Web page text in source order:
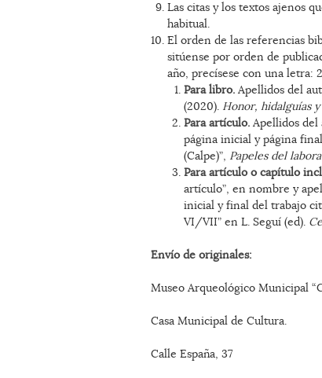
Las citas y los textos ajenos
habitual.
El orden de las referencias
sitúense por orden de
año, precísese con una letra:
Para libro. Apellidos del
(2020). Honor, hidalguías
Para artículo. Apellidos del
página inicial y página
(Calpe)”, Papeles del
Para artículo o capítulo
artículo”, en nombre y
inicial y final del trabajo
VI/VII” en L. Seguí (ed).
Envío de originales:
Museo Arqueológico Municipal
Casa Municipal de Cultura.
Calle España, 37